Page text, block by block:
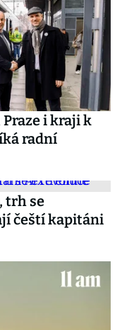
i kraji k
radní
trh se
čeští kapitáni